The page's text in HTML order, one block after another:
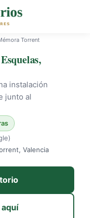
Torrent
instalación
junto al
Valencia